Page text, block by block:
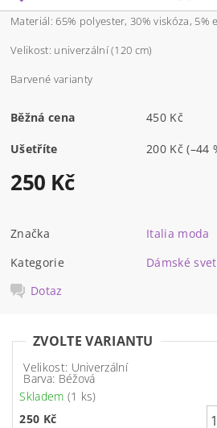
Materiál: 65% polyester, 30% viskóza, 5%
Velikost: univerzální (120 cm)
Barvené varianty
Běžná cena 450 Kč
Ušetříte 200 Kč(–44
250 Kč
Značka
Italia moda
Kategorie
Dámské
Dotaz
ZVOLTE VARIANTU
Velikost: Univerzální
Barva: Béžová
Skladem (1 ks)
250 Kč